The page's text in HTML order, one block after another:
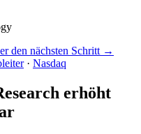
den nächsten Schritt →
· Nasdaq
erhöht